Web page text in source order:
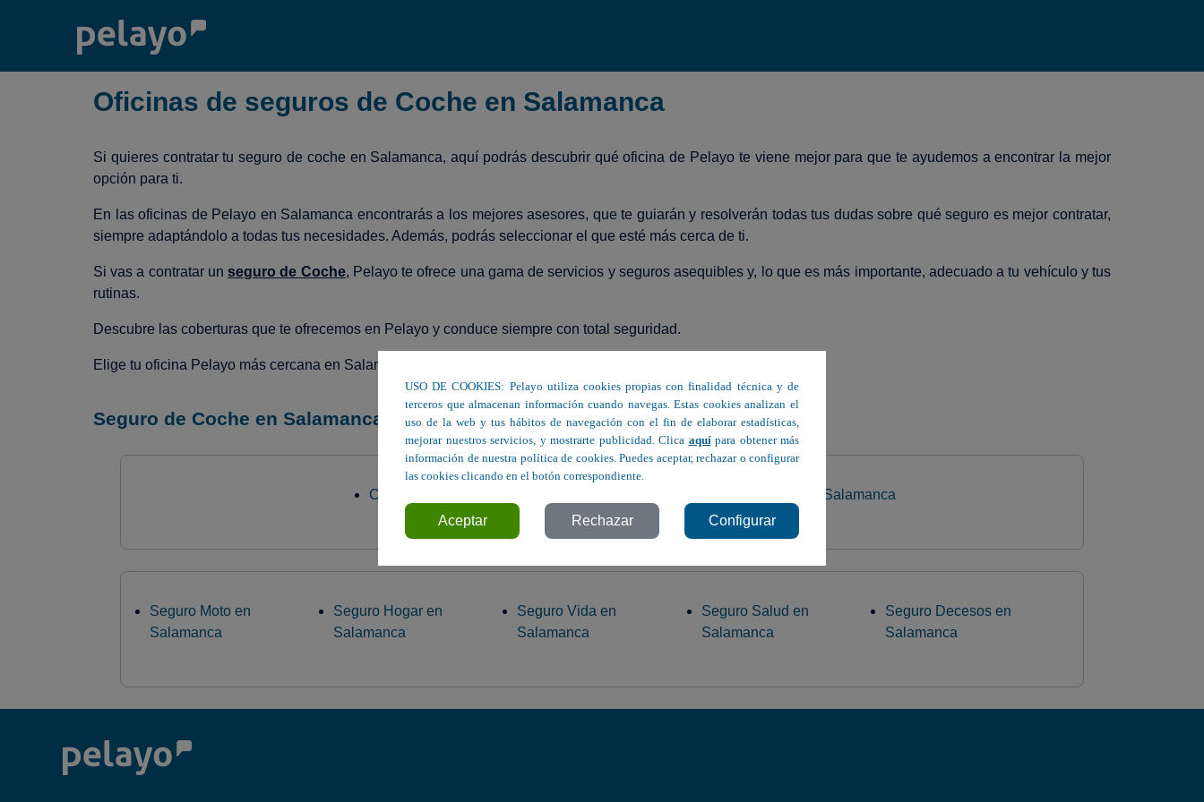
Oficinas de seguros de Coche en Salamanca
Si quieres contratar tu seguro de coche en Salamanca, aquí podrás descubrir qué oficina de Pelayo te viene mejor para que te ayudemos a encontrar la mejor
opción para ti.
En las oficinas de Pelayo en Salamanca encontrarás a los mejores asesores, que te guiarán y resolverán todas tus dudas sobre qué seguro es mejor contratar,
siempre adaptándolo a todas tus necesidades. Además, podrás seleccionar el que esté más cerca de ti.
Si vas a contratar unseguro de Coche, Pelayo te ofrece una gama de servicios y seguros asequibles y, lo que es más importante, adecuado a tu vehículo y tus
rutinas.
Descubre las coberturas que te ofrecemos en Pelayo y conduce siempre con total seguridad.
Elige tu oficina Pelayo más cercana en Salamanca y contrata el seguro de coche perfecto para ti.
Seguro de Coche en Salamanca
C/ Federico Anaya, 44 - Salamanca Avda. de Portugal, 24-28 - Salamanca
Seguro Moto en
Salamanca
Seguro Hogar en
Salamanca
Seguro Vida en
Salamanca
Seguro Salud en
Salamanca
Seguro Decesos en
Salamanca
USO DE COOKIES: Pelayo utiliza cookies propias con finalidad técnica y de
terceros que almacenan información cuando navegas. Estas cookies analizan el
uso de la web y tus hábitos de navegación con el fin de elaborar estadísticas,
mejorar nuestros servicios, y mostrarte publicidad. Clica aquípara obtener más
información de nuestra política de cookies. Puedes aceptar, rechazar o configurar
las cookies clicando en el botón correspondiente.
Aceptar Rechazar Configurar